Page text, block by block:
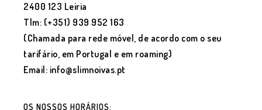
2400 123 Leiria
Tlm: (+351) 939 952 163
(Chamada para rede móvel, de acordo com o seu
tarifário, em Portugal e em roaming)
Email: info@slimnoivas.pt
OS NOSSOS HORÁRIOS: